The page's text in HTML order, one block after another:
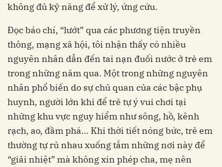
không đủ kỹ năng để xử lý, ứng cứu.
Đọc báo chí, “lướt” qua các phương tiện truyền
thông, mạng xã hội, tôi nhận thấy có nhiều
nguyên nhân dẫn đến tai nạn đuối nước ở trẻ em
trong những năm qua. Một trong những nguyên
nhân phổ biến do sự chủ quan của các bậc phụ
huynh, người lớn khi để trẻ tự ý vui chơi tại
những khu vực nguy hiểm như sông, hồ, kênh
rạch, ao, đầm phá... Khi thời tiết nóng bức, trẻ em
thường tự rủ nhau xuống tắm những nơi này để
“giải nhiệt” mà không xin phép cha, mẹ nên